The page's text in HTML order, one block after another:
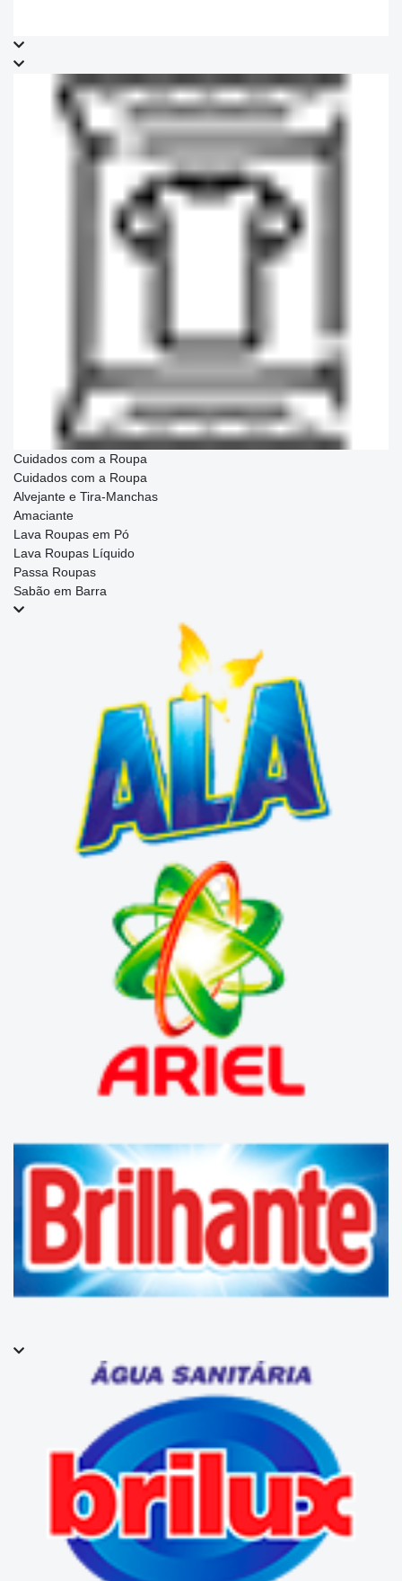
Cuidados com a Roupa
Cuidados com a Roupa
Alvejante e Tira-Manchas
Amaciante
Lava Roupas em Pó
Lava Roupas Líquido
Passa Roupas
Sabão em Barra